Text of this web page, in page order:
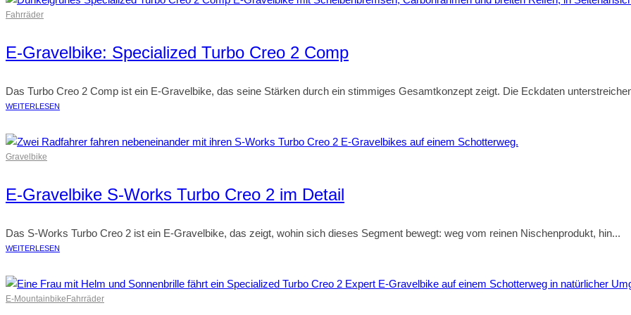
Fahrräder
E-Gravelbike: Specialized Turbo Creo 2 Comp
Das Turbo Creo 2 Comp ist ein E-Gravelbike, das seine Stärken durch ein stimmiges Gesamtkonzept zeigt. Die Eckdaten
WEITERLESEN
Gravelbike
E-Gravelbike S-Works Turbo Creo 2 im Detail
Das S-Works Turbo Creo 2 ist ein E-Gravelbike, das zeigt, wohin sich dieses Segment bewegt: weg vom reinen Nischenprodukt, hin...
WEITERLESEN
E-MountainbikeFahrräder